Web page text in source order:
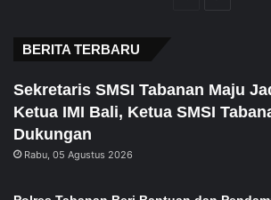
BERITA TERBARU
Sekretaris SMSI Tabanan Maju
Ketua IMI Bali, Ketua SMSI
Dukungan
Rabu, 05 Agustus 2026